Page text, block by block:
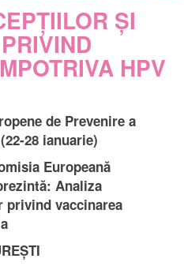
ȘI
HPV
de Prevenire a
28 ianuarie)
Europeană
Analiza
vaccinarea